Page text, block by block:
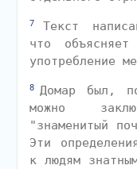
7
Текст
что
употребление
8 Домар был,
можно
"знаменитый
Эти
к людям